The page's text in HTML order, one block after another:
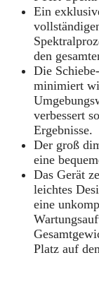
Ein
den
Die
minimiert
verbessert
Ergebnisse.
Der groß
eine
Das Gerät
leichtes
eine
Platz auf